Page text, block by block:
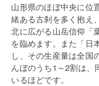
山形県のほぼ中央に位
緒ある古刹を多く抱え
北に広がる山岳信仰「
を臨めます。また「日
し、その生産量は全国
んぼのうち1～2割は、
いるほどです。